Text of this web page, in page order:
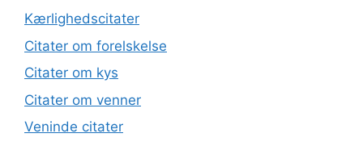
Kærlighedscitater
Citater om forelskelse
Citater om kys
Citater om venner
Veninde citater